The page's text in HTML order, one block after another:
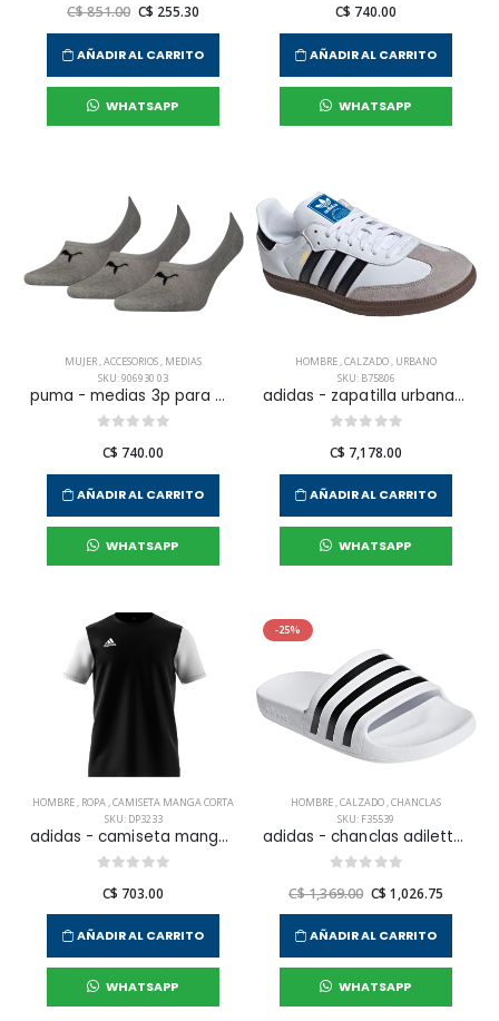
C$ 851.00 C$ 255.30
AÑADIR AL CARRITO
WHATSAPP
C$ 740.00
AÑADIR AL CARRITO
WHATSAPP
MUJER,ACCESORIOS, MEDIAS
SKU: 906930 03
puma - medias 3p para mujer
C$ 740.00
AÑADIR AL CARRITO
WHATSAPP
HOMBRE,CALZADO, URBANO
SKU: B75806
adidas - zapatilla urbana samba og para hombre
C$ 7,178.00
AÑADIR AL CARRITO
WHATSAPP
HOMBRE, ROPA,CAMISETA MANGA CORTA
SKU: DP3233
adidas - camiseta manga corta estro 19 jsy para hombre
C$ 703.00
AÑADIR AL CARRITO
WHATSAPP
-25%
HOMBRE,CALZADO,CHANCLAS
SKU: F35539
adidas - chanclas adilette aqua para hombre
C$ 1,369.00 C$ 1,026.75
AÑADIR AL CARRITO
WHATSAPP